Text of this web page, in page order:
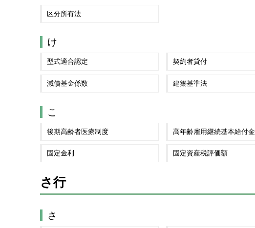
区分所有法
け
型式適合認定 契約者貸付
減債基金係数 建築基準法
こ
後期高齢者医療制度 高年齢雇用継続基本給付金
固定金利 固定資産税評価額
さ行
さ